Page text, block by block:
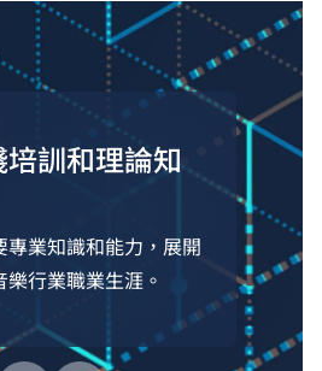
培訓和理論知
專業知識和能力，展開
樂行業職業生涯。